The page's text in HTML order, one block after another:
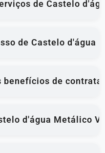
de Castelo
de Castelo d'água
benefícios de
d'água Metálico